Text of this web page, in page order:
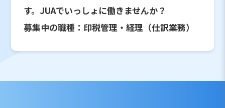
す。JUAでいっしょに働きませんか？
募集中の職種：印税管理・経理（仕訳業務）